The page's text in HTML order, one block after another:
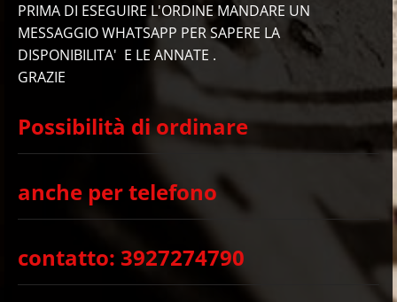
PRIMA DI ESEGUIRE L'ORDINE MANDARE UN
MESSAGGIO WHATSAPP PER SAPERE LA
DISPONIBILITA' E LE ANNATE .
GRAZIE
Possibilità di ordinare
anche per telefono
contatto: 3927274790